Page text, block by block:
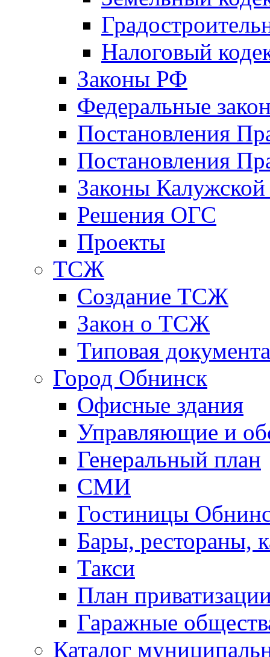
Налоговый
Законы РФ
Федеральные
Постановления
Постановления
Законы Калужской
Решения ОГС
Проекты
ТСЖ
Создание ТСЖ
Закон о ТСЖ
Типовая
Город Обнинск
Офисные здания
Управляющие и
Генеральный план
СМИ
Гостиницы
Бары, рестораны,
Такси
План
Гаражные
Каталог